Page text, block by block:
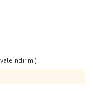
indirimi)